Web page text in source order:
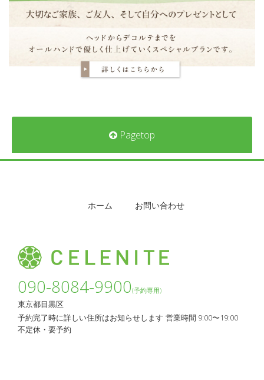
Pagetop
ホーム お問い合わせ
090-8084-9900(予約専用)
東京都目黒区
予約完了時に詳しい住所はお知らせします 営業時間 9:00〜19:00
不定休・要予約